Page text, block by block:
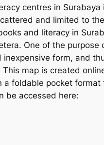
centres in Surabaya
and limited to
and literacy in
One of the purpose
form, and
map is created
a foldable pocket
be accessed here: